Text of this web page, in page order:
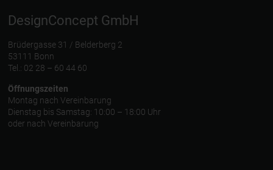
DesignConcept GmbH
Brüdergasse 31 / Belderberg 2
53111 Bonn
Tel.: 02 28 – 60 44 60
Öffnungszeiten
Montag nach Vereinbarung
Dienstag bis Samstag: 10:00 – 18:00 Uhr
oder nach Vereinbarung